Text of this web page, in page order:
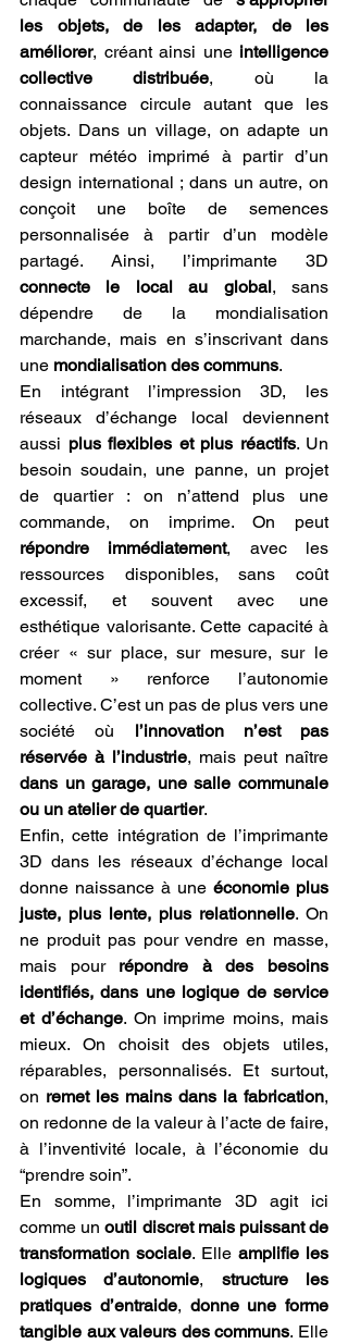
les objets, de les adapter, de les
améliorer, créant ainsi une intelligence
collective distribuée, où la
connaissance circule autant que les
objets. Dans un village, on adapte un
capteur météo imprimé à partir d’un
design international ; dans un autre, on
conçoit une boîte de semences
personnalisée à partir d’un modèle
connecte le local au global, sans
dépendre de la mondialisation
marchande, mais en s’inscrivant dans
une mondialisation des communs.
En intégrant l’impression 3D, les
réseaux d’échange local deviennent
aussi plus flexibles et plus réactifs. Un
besoin soudain, une panne, un projet
de quartier : on n’attend plus une
commande, on imprime. On peut
répondre immédiatement, avec les
ressources disponibles, sans coût
excessif, et souvent avec une
esthétique valorisante. Cette capacité à
créer « sur place, sur mesure, sur le
moment » renforce l’autonomie
collective. C’est un pas de plus vers une
société où l’innovation n’est pas
réservée à l’industrie
dans un garage, une salle communale
ou un atelier de quartier.
Enfin, cette intégration de l’imprimante
3D dans les réseaux d’échange local
donne naissance à une économie plus
juste, plus lente, plus relationnelle. On
ne produit pas pour vendre en masse,
mais pour répondre à des besoins
identifiés, dans une logique de service
et d’échange. On imprime moins, mais
mieux. On choisit des objets utiles,
réparables, personnalisés. Et surtout,
on remet les mains dans la fabrication,
on redonne de la valeur à l’acte de faire,
à l’inventivité locale, à l’économie du
“prendre soin”.
En somme, l’imprimante 3D agit ici
comme un outil discret mais puissant de
transformation sociale. Elle amplifie les
logiques d’autonomie, structure les
pratiques d’entraide, donne une forme
tangible aux valeurs des communs. Elle